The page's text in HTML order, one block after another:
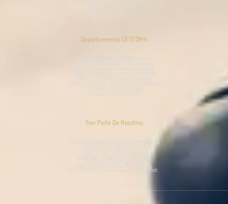
Dpto. Intercambio Internacional
Departamentos CETEOH®
Dpto. Validación Internacional
Dpto. Auditoría Interna Externa
Dpto. Contaduría y Finanzas
Dpto. Abusos, Quejas, Denuncias
CONTACTO GENERAL
Únete a CETEOH®
Son Parte De Nosotros
ASFI® Acupuntores Sin Fronteras
FEDASF® Internacional
ASFWHO® Internacional
ASFLAT® Latinoamérica
Instituto ZhengQi® de MTC
EIMTA® Internacional
EIMTC® Escuelas Asociadas
COACIN® Esc. Acupuntura Inter.